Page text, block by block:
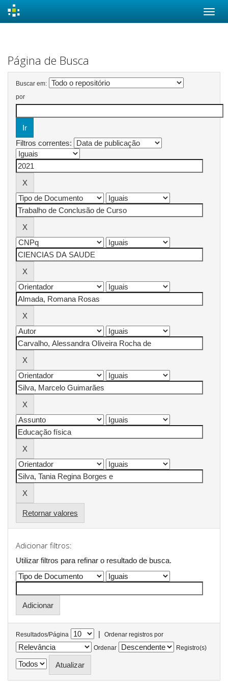
Página de Busca
Buscar em:
por
Filtros correntes:
Retornar valores
Adicionar filtros:
Utilizar filtros para refinar o resultado de busca.
Resultados/Página |
Ordenar registros por
Ordenar
Registro(s)